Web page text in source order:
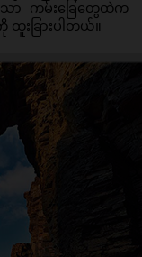
ော ကမ်းခြေတွေထဲက
းခြားပါတယ်။